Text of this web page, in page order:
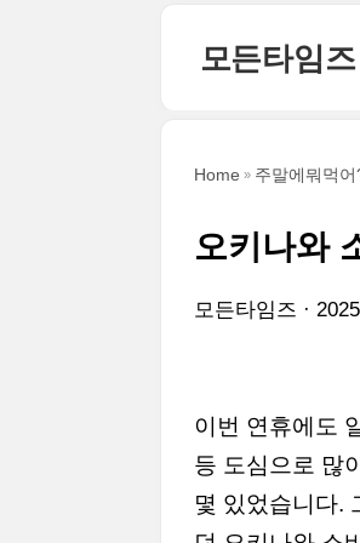
모든타임즈
Home 주말에뭐먹
오키나와
모든타임즈
이번 연휴에도
등 도심으로 많
몇 있었습니다.